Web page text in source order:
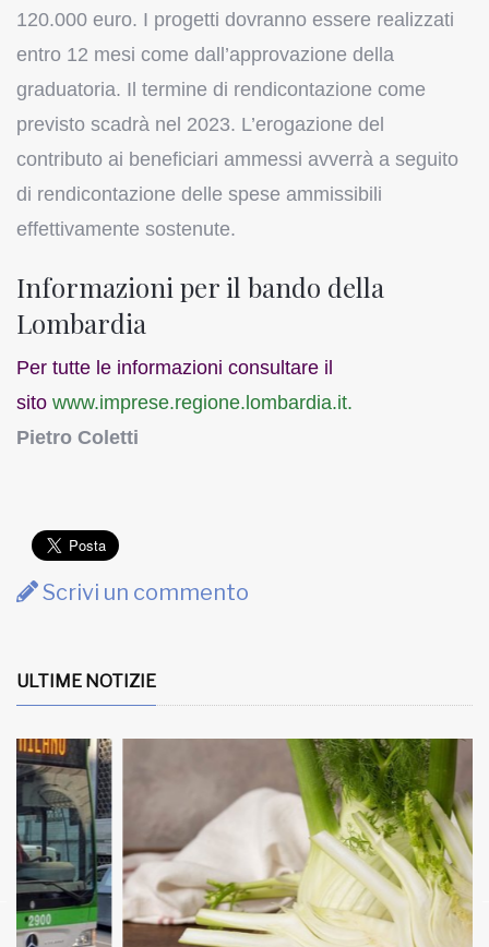
120.000 euro. I progetti dovranno essere realizzati
entro 12 mesi come dall’approvazione della
graduatoria. Il termine di rendicontazione come
previsto scadrà nel 2023. L’erogazione del
contributo ai beneficiari ammessi avverrà a seguito
di rendicontazione delle spese ammissibili
effettivamente sostenute.
Informazioni per il bando della
Lombardia
Per tutte le informazioni consultare il
sito www.imprese.regione.lombardia.it.
Pietro Coletti
Scrivi un commento
ULTIME NOTIZIE